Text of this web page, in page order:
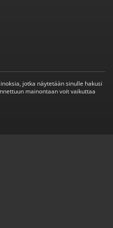
jotka näytetään sinulle hakusi
mainontaan voit vaikuttaa